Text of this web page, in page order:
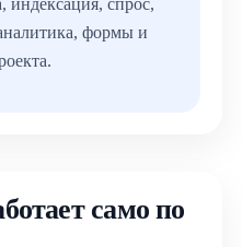
формы и
само по